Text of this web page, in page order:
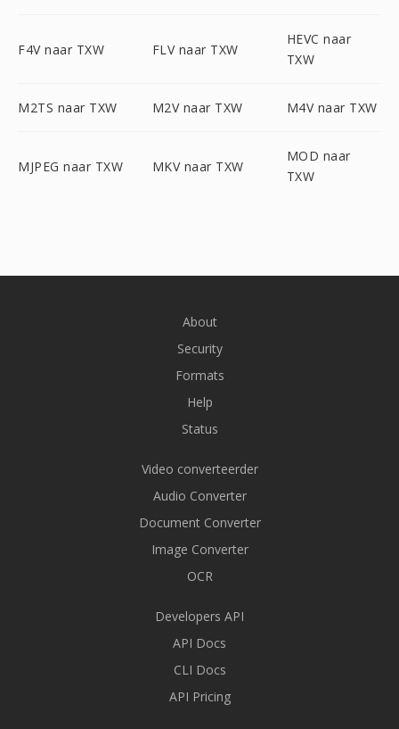
F4V naar TXW FLV naar TXW
HEVC naar
TXW
M2TS naar TXW M2V naar TXW M4V naar TXW
MJPEG naar TXW MKV naar TXW
MOD naar
TXW
About
Security
Formats
Help
Status
Video converteerder
Audio Converter
Document Converter
Image Converter
OCR
Developers API
API Docs
CLI Docs
API Pricing